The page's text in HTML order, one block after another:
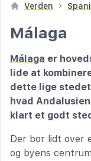
Verden
Málaga
Málaga er
lide at
dette lige
hvad
klart et godt
Der bor lidt over
og byens